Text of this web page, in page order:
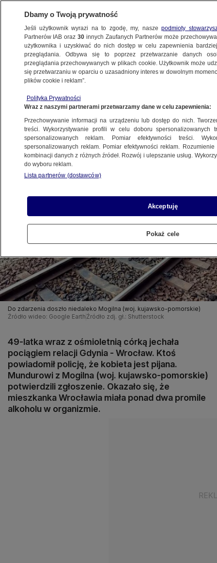
TRÓJMIASTO
do Wrocławia. Pod opieką miała córkę,
w organizmie ponad dwa promile
25.08.2023, 08:33
Udostępnij
Do zdarzenia doszło niedaleko Mogilna (woj. kujawsko-pomorskie)
Źródło wideo: Google Earth Źródło zdj. gł.: Shutterstock
49-latka wraz z ośmioletnią córką jechała
pociągiem relacji Gdynia - Wrocław. Ktoś
powiadomił policję, że kobieta jest pijana.
Mundurowi z Mogilna (woj. kujawsko-pomorskie)
potwierdzili zgłoszenie. Okazało się, że
mieszkanka Wrocławia miała ponad dwa promile
alkoholu w organizmie.
Dbamy o Twoją prywatność
Jeśli użytkownik wyrazi na to zgodę, my, naszepodmioty
Partnerów IAB oraz30 innych Zaufanych Partnerów może
użytkownika i uzyskiwać do nich dostęp w celu zapewnienia
przeglądania. Odbywa się to poprzez przetwarzanie danych
przeglądania przechowywanych w plikach cookie. Użytkownik może
się przetwarzaniu w oparciu o uzasadniony interes w dowolnym
plików cookie i reklam”.
Polityka Prywatności
Wraz z naszymi partnerami przetwarzamy dane w celu zapewnienia:
Przechowywanie informacji na urządzeniu lub dostęp do nich.
treści. Wykorzystywanie profili w celu doboru spersonalizowanych
spersonalizowanych reklam. Pomiar efektywności treści.
spersonalizowanych reklam. Pomiar efektywności reklam.
kombinacji danych z różnych źródeł. Rozwój i ulepszanie usług.
do wyboru reklam.
Lista partnerów (dostawców)
Akceptuję
Pokaż cele